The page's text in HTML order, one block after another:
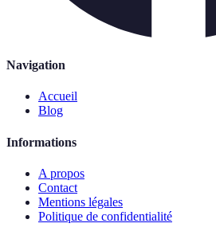
Navigation
Accueil
Blog
Informations
A propos
Contact
Mentions légales
Politique de confidentialité